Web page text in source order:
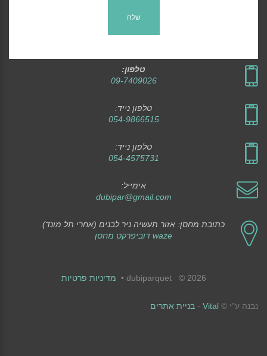
שלח
טלפון:
09-7409026
טלפון נייד:
054-9866515
טלפון נייד:
054-4575731
אימייל:
dubipar@gmail.com
כתובת מחסן: אזור תעשיה ניר לבנים (אחרי תל מונד)
waze דוביפרקט מחסן
dubiparquet © 2026
• מדיניות פרטיות
נבנה ע"י © Vital
- בניית אתרים